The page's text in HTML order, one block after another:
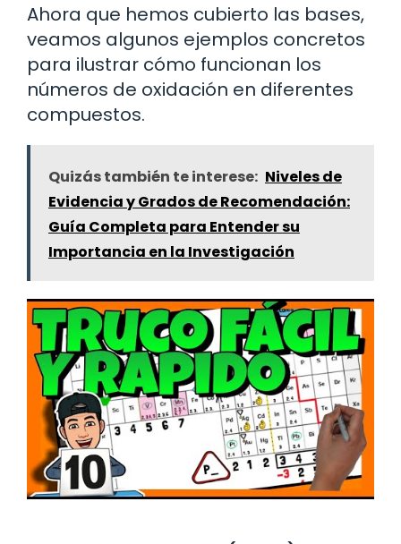
Ahora que hemos cubierto las bases,
veamos algunos ejemplos concretos
para ilustrar cómo funcionan los
números de oxidación en diferentes
compuestos.
Quizás también te interese: Niveles de
Evidencia y Grados de Recomendación:
Guía Completa para Entender su
Importancia en la Investigación